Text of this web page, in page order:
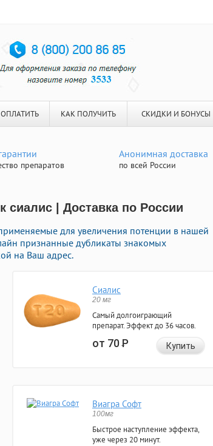
КАК ПОЛУЧИТЬ СКИДКИ И БОНУСЫ
препаратов
Анонимная доставка
по всей России
сиалис | Доставка по России
для увеличения потенции в нашей
признанные дубликаты знакомых
на Ваш адрес.
Сиалис
20 мг
Самый долгоиграющий
препарат. Эффект до 36 часов.
от 70Р Купить
Виагра Софт
100мг
Быстрое наступление эффекта,
уже через 20 минут.